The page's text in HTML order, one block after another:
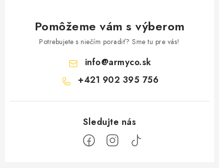
Pomôžeme vám s výberom
Potrebujete s niečím poradiť? Sme tu pre vás!
info@armyco.sk
+421 902 395 756